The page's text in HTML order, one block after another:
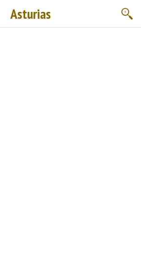
Asturias